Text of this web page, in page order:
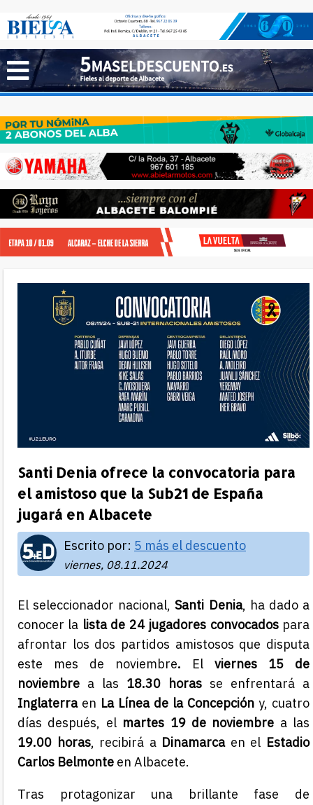
Santi Denia ofrece la convocatoria para
el amistoso que la Sub21 de España
jugará en Albacete
Escrito por: 5 más el descuento
viernes, 08.11.2024
El seleccionador nacional,Santi Denia, ha dado a
conocer la lista de 24 jugadores convocadospara
afrontar los dos partidos amistosos que disputa
este mes de noviembre. El viernes 15 de
noviembre a las 18.30 horas se enfrentará a
Inglaterraen La Línea de la Concepción y, cuatro
días después, el martes 19 de noviembre a las
19.00 horas, recibirá a Dinamarcaen el Estadio
Carlos Belmonte en Albacete.
Tras protagonizar una brillante fase de